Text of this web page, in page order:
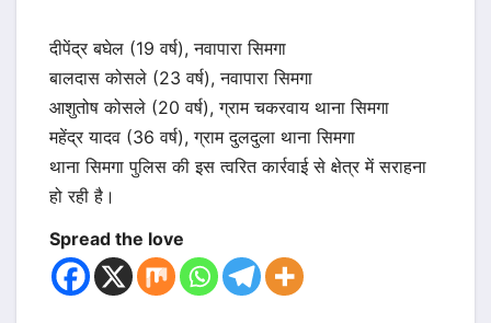
दीपेंद्र बघेल (19 वर्ष), नवापारा सिमगा
बालदास कोसले (23 वर्ष), नवापारा सिमगा
आशुतोष कोसले (20 वर्ष), ग्राम चकरवाय थाना सिमगा
महेंद्र यादव (36 वर्ष), ग्राम दुलदुला थाना सिमगा
थाना सिमगा पुलिस की इस त्वरित कार्रवाई से क्षेत्र में सराहना
हो रही है।
Spread the love